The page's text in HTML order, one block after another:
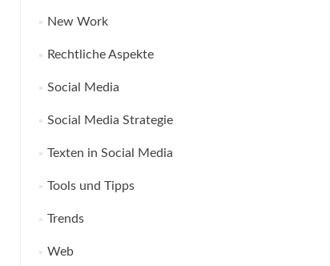
New Work
Rechtliche Aspekte
Social Media
Social Media Strategie
Texten in Social Media
Tools und Tipps
Trends
Web